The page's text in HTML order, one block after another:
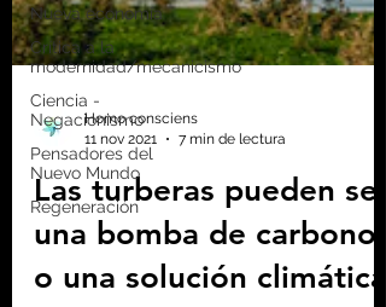
Nueva economía
Crítica a la
modernidad/mecanicismo
Ciencia -
Negacionismo
Pensadores del
Nuevo Mundo
RegeneraciónHomo consciens
11 nov 2021
7 min de lectura
Las turberas pueden ser